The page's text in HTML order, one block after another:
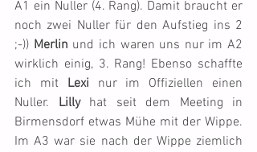
A1 ein Nuller (4. Rang). Damit braucht er
noch zwei Nuller für den Aufstieg ins 2
;-)) Merlin und ich waren uns nur im A2
wirklich einig, 3. Rang! Ebenso schaffte
ich mit Lexi nur im Offiziellen einen
Nuller. Lilly hat seit dem Meeting in
Birmensdorf etwas Mühe mit der Wippe.
Im A3 war sie nach der Wippe ziemlich